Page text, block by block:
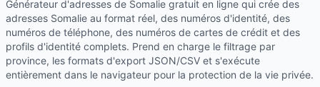
Générateur d'adresses de Somalie gratuit en ligne qui crée des
adresses Somalie au format réel, des numéros d'identité, des
numéros de téléphone, des numéros de cartes de crédit et des
profils d'identité complets. Prend en charge le filtrage par
province, les formats d'export JSON/CSV et s'exécute
entièrement dans le navigateur pour la protection de la vie privée.